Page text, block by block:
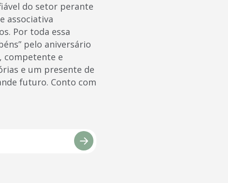
do setor perante
associativa
Por toda essa
pelo aniversário
competente e
e um presente de
futuro. Conto com